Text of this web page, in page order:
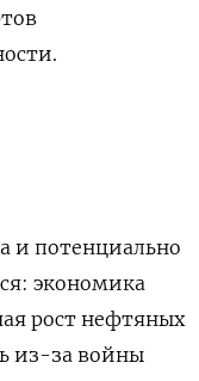
и ‌потенциально
экономика
рост нефтяных
из-за войны